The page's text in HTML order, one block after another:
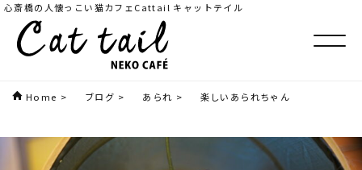
心斎橋の人懐っこい猫カフェCattail キャットテイル
Home > ブログ > あられ > 楽しいあられちゃん